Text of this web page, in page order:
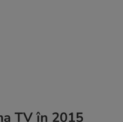
TV în 2015